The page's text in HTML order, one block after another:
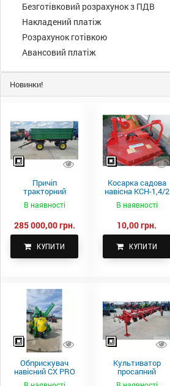
Безготівковий розрахунок з ПДВ
Накладений платіж
Розрахунок готівкою
Авансовий платіж
Новинки!
Причіп
тракторний
самоскидний
Spike 2 ПТС-4
В наявності
285 000,00 грн.
КУПИТИ
Косарка садова
навісна КСН-1,4/2
В наявності
10,00 грн.
КУПИТИ
Обприскувач
навісний CX PRO
Культиватор
просапний
КПН-5,6-05